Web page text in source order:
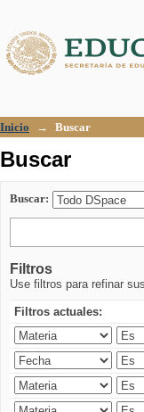
Inicio → Buscar
Buscar
Buscar:
Filtros
Use filtros para refinar
Filtros actuales: